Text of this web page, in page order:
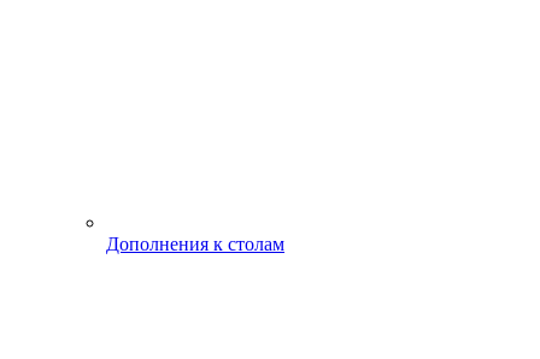
Дополнения к столам